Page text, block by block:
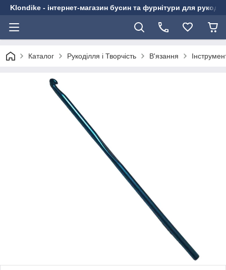
Klondike - інтернет-магазин бусин та фурнітури для
Каталог Рукоділля і Творчість В'язання